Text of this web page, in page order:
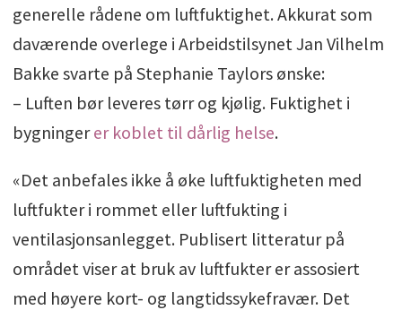
generelle rådene om luftfuktighet. Akkurat som
daværende overlege i Arbeidstilsynet Jan Vilhelm
Bakke svarte på Stephanie Taylors ønske:
– Luften bør leveres tørr og kjølig. Fuktighet i
bygningerer koblet til dårlig helse.
«Det anbefales ikke å øke luftfuktigheten med
luftfukter i rommet eller luftfukting i
ventilasjonsanlegget. Publisert litteratur på
området viser at bruk av luftfukter er assosiert
med høyere kort- og langtidssykefravær. Det